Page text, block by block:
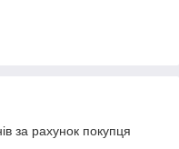
за рахунок покупця